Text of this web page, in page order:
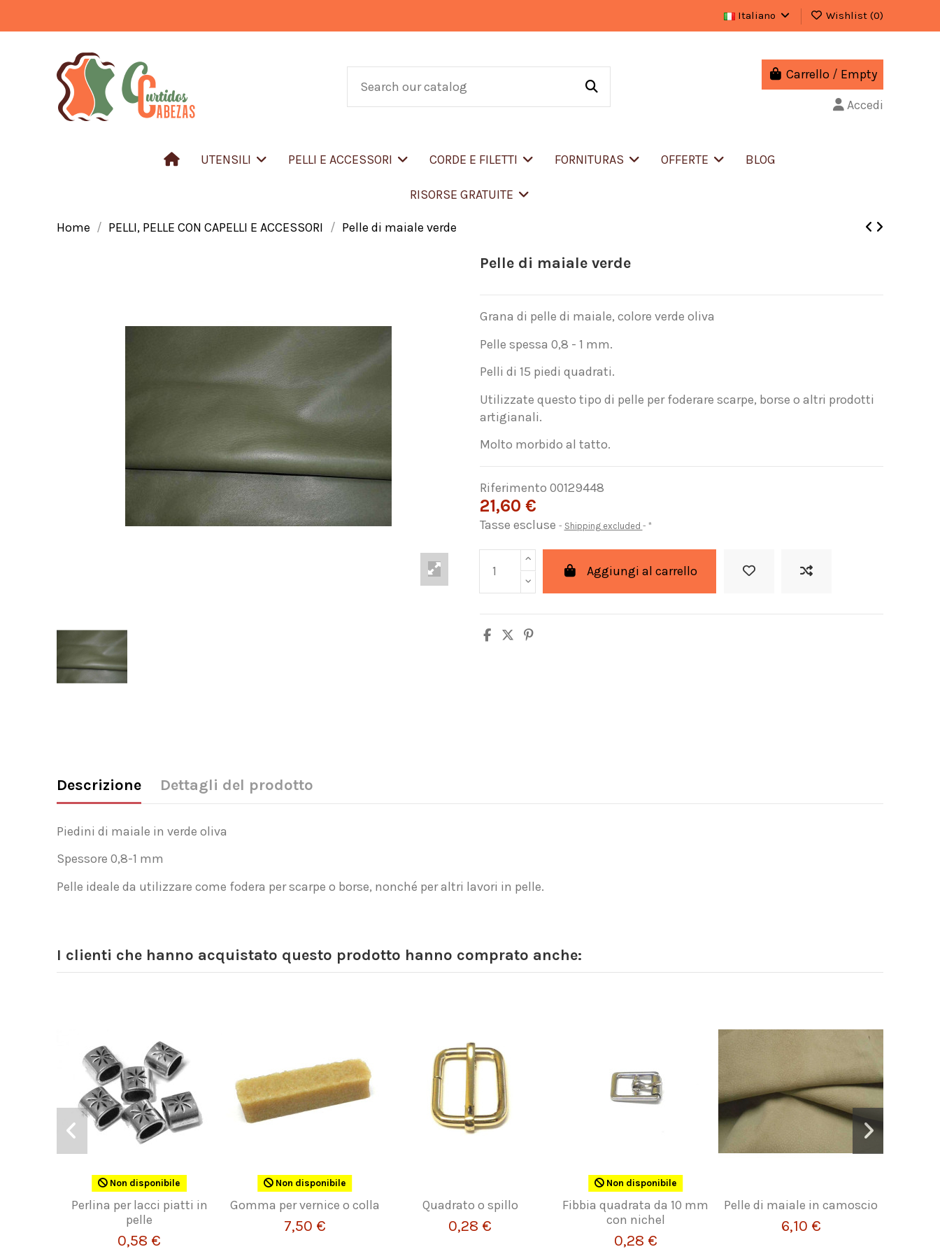
Italiano Wishlist (0)
Carrello / Empty
Accedi
UTENSILI PELLI E ACCESSORI CORDE E FILETTI FORNITURAS OFFERTE BLOG
RISORSE GRATUITE
Home PELLI, PELLE CON CAPELLI E ACCESSORI Pelle di maiale verde
Pelle di maiale verde
Grana di pelle di maiale, colore verde oliva
Pelle spessa 0,8 - 1 mm.
Pelli di 15 piedi quadrati.
Utilizzate questo tipo di pelle per foderare scarpe, borse o altri prodotti
artigianali.
Molto morbido al tatto.
Riferimento 00129448
21,60 €
Tasse escluse Shipping excluded *
Aggiungi al carrello
Descrizione Dettagli del prodotto
Piedini di maiale in verde oliva
Spessore 0,8-1 mm
Pelle ideale da utilizzare come fodera per scarpe o borse, nonché per altri lavori in pelle.
I clienti che hanno acquistato questo prodotto hanno comprato anche:
Non disponibile
Perlina per lacci piatti in
pelle
0,58 €
Non disponibile
Gomma per vernice o colla
7,50 €
Quadrato o spillo
0,28 €
Non disponibile
Fibbia quadrata da 10 mm
con nichel
0,28 €
Pelle di maiale in camoscio
6,10 €